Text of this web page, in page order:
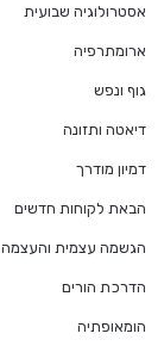
אסטרולוגיה שבועית
ארומתרפיה
גוף ונפש
דיאטה ותזונה
דמיון מודרך
הבאת לקוחות חדשים
הגשמה עצמית והעצמה
הדרכת הורים
הומאופתיה